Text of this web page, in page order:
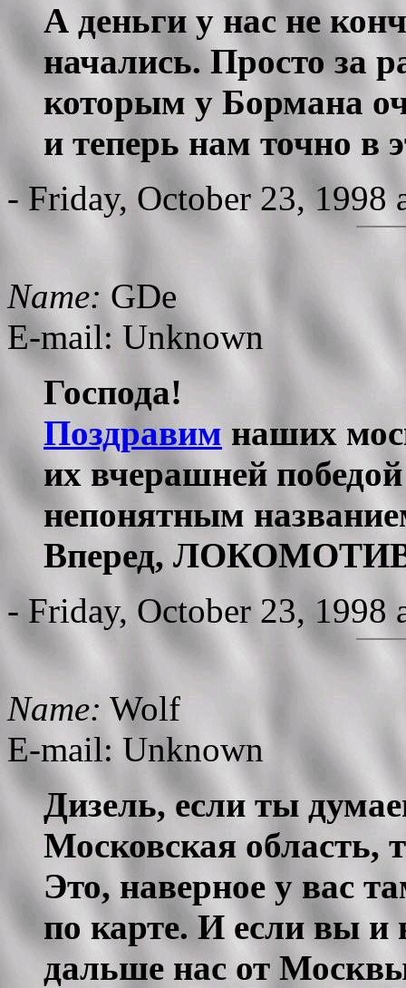
А деньги у нас не
начались. Просто за
которым у Бормана
и теперь нам точно в
- Friday, October 23, 1998
Name:GDe
E-mail: Unknown
Господа!
Поздравим наших
их вчерашней
непонятным
Вперед,
- Friday, October 23, 1998
Name: Wolf
E-mail: Unknown
Дизель, если ты
Московская область,
Это, наверное у вас
по карте. И если вы
дальше наc от